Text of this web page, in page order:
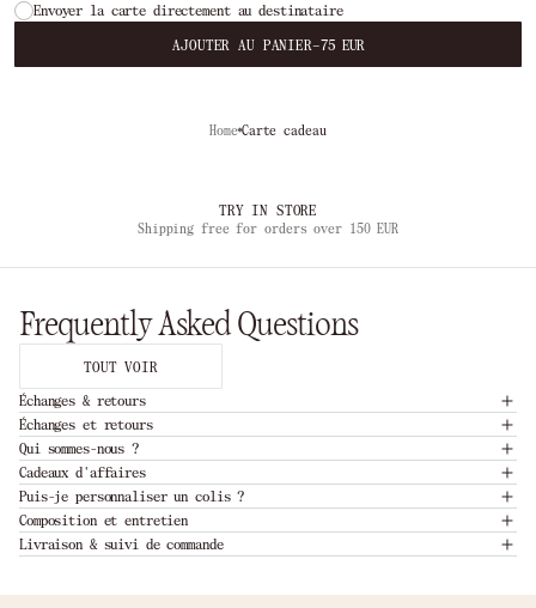
Envoyer la carte directement au destinataire
AJOUTER AU PANIER–75 EUR
Home Carte cadeau
TRY IN STORE
Shipping free for orders over 150 EUR
Frequently Asked Questions
TOUT VOIR
Échanges & retours
Échanges et retours
Qui sommes-nous ?
Cadeaux d'affaires
Puis-je personnaliser un colis ?
Composition et entretien
Livraison & suivi de commande